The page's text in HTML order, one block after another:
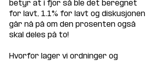
betyr at i fjor så ble det beregnet
for lavt, 1.1% for lavt og diskusjonen
går nå på om den prosenten også
skal deles på to!
Hvorfor lager vi ordninger og